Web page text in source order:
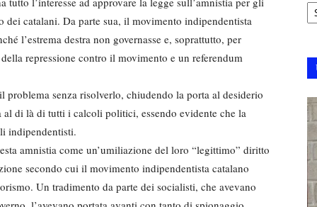
catalani. Da parte sua, il movimento indipendentista
l’estrema destra non governasse e, soprattutto, per
repressione contro il movimento e un referendum
problema senza risolverlo, chiudendo la porta al desiderio
al di là di tutti i calcoli politici, essendo evidente che la
indipendentisti.
amnistia come un’umiliazione del loro “legittimo” diritto
secondo cui il movimento indipendentista catalano
Un tradimento da parte dei socialisti, che avevano